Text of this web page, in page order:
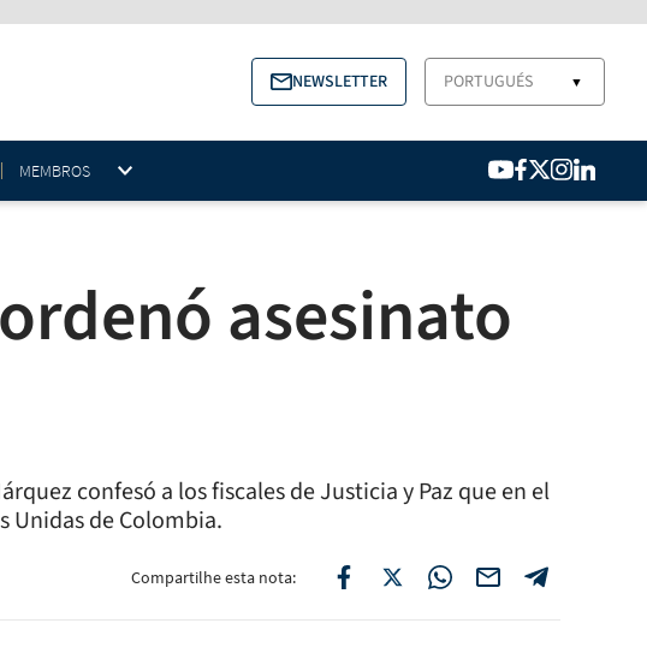
NEWSLETTER PORTUGUÉS ▼
MEMBROS
asesinato
confesó a los fiscales de Justicia y Paz que en el
Unidas de Colombia.
Compartilhe esta nota: